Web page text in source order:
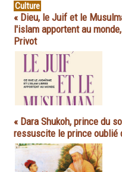
Culture
« Dieu, le Juif et le
l'islam apportent au
Privot
« Dara Shukoh, prince du
ressuscite le prince oublié